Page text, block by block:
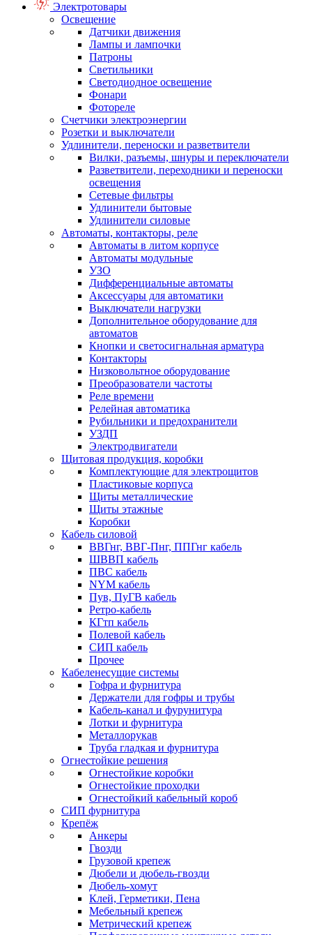
Электротовары
Освещение
Датчики движения
Лампы и лампочки
Патроны
Светильники
Светодиодное освещение
Фонари
Фотореле
Счетчики электроэнергии
Розетки и выключатели
Удлинители, переноски и разветвители
Вилки, разъемы, шнуры и переключатели
Разветвители, переходники и переноски
освещения
Сетевые фильтры
Удлинители бытовые
Удлинители силовые
Автоматы, контакторы, реле
Автоматы в литом корпусе
Автоматы модульные
УЗО
Дифференциальные автоматы
Аксессуары для автоматики
Выключатели нагрузки
Дополнительное оборудование для
автоматов
Кнопки и светосигнальная арматура
Контакторы
Низковольтное оборудование
Преобразователи частоты
Реле времени
Релейная автоматика
Рубильники и предохранители
УЗДП
Электродвигатели
Щитовая продукция, коробки
Комплектующие для электрощитов
Пластиковые корпуса
Щиты металлические
Щиты этажные
Коробки
Кабель силовой
ВВГнг, ВВГ-Пнг, ППГнг кабель
ШВВП кабель
ПВС кабель
NYM кабель
Пув, ПуГВ кабель
Ретро-кабель
КГтп кабель
Полевой кабель
СИП кабель
Прочее
Кабеленесущие системы
Гофра и фурнитура
Держатели для гофры и трубы
Кабель-канал и фурунитура
Лотки и фурнитура
Металлорукав
Труба гладкая и фурнитура
Огнестойкие решения
Огнестойкие коробки
Огнестойкие проходки
Огнестойкий кабельный короб
СИП фурнитура
Крепёж
Анкеры
Гвозди
Грузовой крепеж
Дюбели и дюбель-гвозди
Дюбель-хомут
Клей, Герметики, Пена
Мебельный крепеж
Метрический крепеж